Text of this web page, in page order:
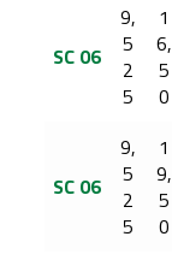
SC 06
9,
5
2
5
1
6,
5
0
SC 06
9,
5
2
5
1
9,
5
0